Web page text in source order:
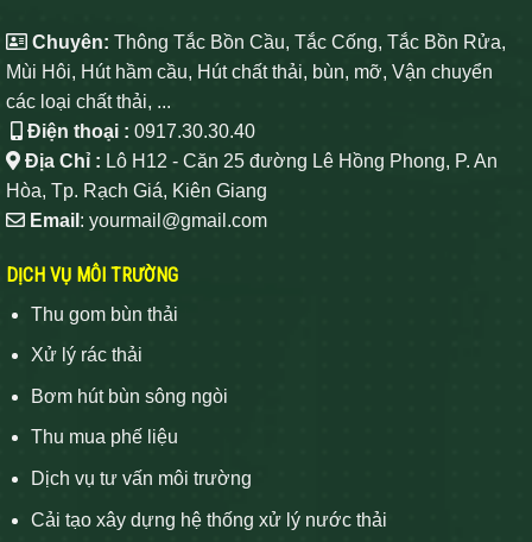
Chuyên: Thông Tắc Bồn Cầu, Tắc Cống, Tắc Bồn Rửa,
Mùi Hôi, Hút hầm cầu, Hút chất thải, bùn, mỡ, Vận chuyển
các loại chất thải, ...
Điện thoại : 0917.30.30.40
Địa Chỉ : Lô H12 - Căn 25 đường Lê Hồng Phong, P. An
Hòa, Tp. Rạch Giá, Kiên Giang
Email : yourmail@gmail.com
DỊCH VỤ MÔI TRƯỜNG
Thu gom bùn thải
Xử lý rác thải
Bơm hút bùn sông ngòi
Thu mua phế liệu
Dịch vụ tư vấn môi trường
Cải tạo xây dựng hệ thống xử lý nước thải